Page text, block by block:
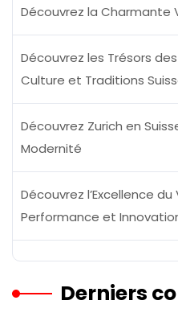
Découvrez la Charmante
Découvrez les Trésors
Culture et Traditions
Découvrez Zurich en
Modernité
Découvrez l’Excellence du
Performance et
Derniers